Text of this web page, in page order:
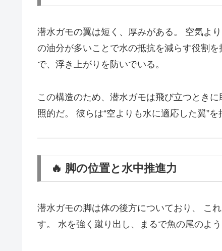
潜水ガモの翼は短く、厚みがある。 空気よ
の油分が多いことで水の抵抗を減らす役割
で、浮き上がりを防いでいる。
この構造のため、潜水ガモは飛び立つとき
照的だ。 彼らは“空よりも水に適応した翼”を
🔥 脚の位置と水中推進力
潜水ガモの脚は体の後方についており、 こ
す。 水を強く蹴り出し、まるで魚の尾のよう